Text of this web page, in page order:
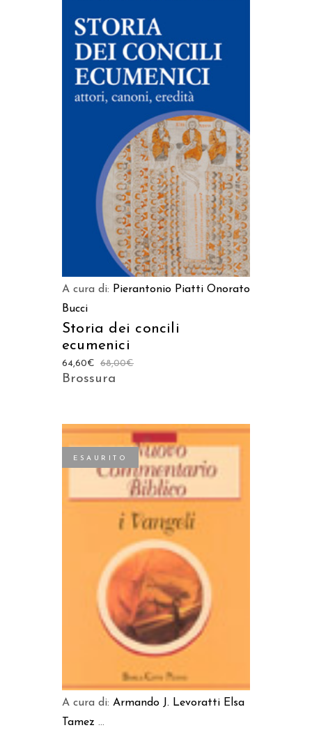
AGGIUNGI AL CARRELLO
A cura di: Pierantonio Piatti Onorato
Bucci
Storia dei concili
ecumenici
68,00€
64,60€
Brossura
ESAURITO
LEGGI TUTTO
A cura di: Armando J. Levoratti Elsa
Tamez ...